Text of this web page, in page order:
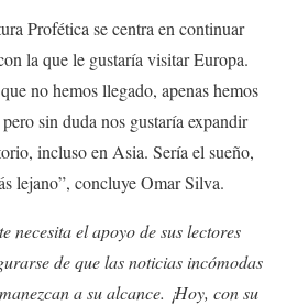
Profética se centra en continuar
la que le gustaría visitar Europa.
no hemos llegado, apenas hemos
sin duda nos gustaría expandir
incluso en Asia. Sería el sueño,
lejano”, concluye Omar Silva.
necesita el apoyo de sus lectores
de que las noticias incómodas
a su alcance. ¡Hoy, con su